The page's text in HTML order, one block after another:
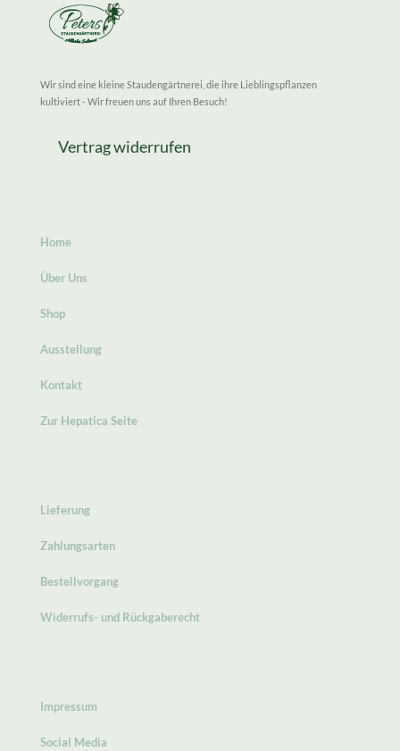
Wir sind eine kleine Staudengärtnerei, die ihre Lieblingspflanzen
kultiviert - Wir freuen uns auf Ihren Besuch!
Vertrag widerrufen
Home
Über Uns
Shop
Ausstellung
Kontakt
Zur Hepatica Seite
Lieferung
Zahlungsarten
Bestellvorgang
Widerrufs- und Rückgaberecht
Impressum
Social Media